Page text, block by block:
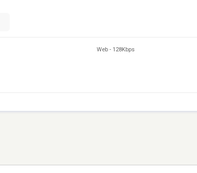
Web - 128Kbps